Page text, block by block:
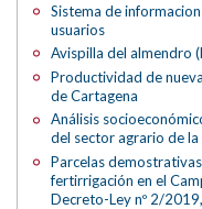
Sistema de
usuarios
Avispilla del almendro
Productividad de
de Cartagena
Análisis
del sector agrario de
Parcelas
fertirrigación en el
Decreto-Ley nº 2/